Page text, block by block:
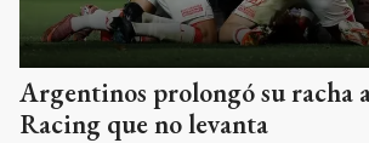
Argentinos prolongó su racha
Racing que no levanta